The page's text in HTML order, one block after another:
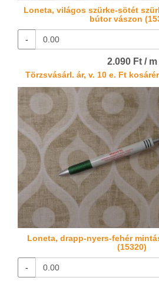
Loneta, világos szürke-sötét
bútor vászon
-
2.090 Ft / m
Törzsvásárl. ár, v. 10 e. Ft
Loneta, drapp-nyers-fehér
(15320)
-